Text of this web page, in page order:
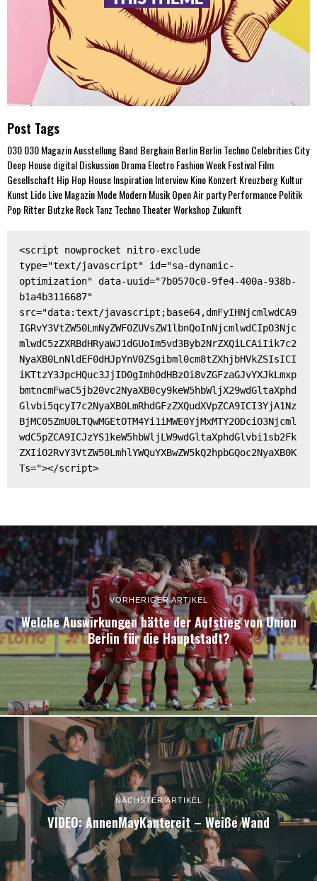
Post Tags
030030 MagazinAusstellungBand BerghainBerlinBerlin TechnoCelebritiesCity
Deep HousedigitalDiskussionDramaElectroFashion WeekFestivalFilm
Gesellschaft Hip Hop HouseInspirationInterviewKinoKonzert KreuzbergKultur
Kunst LidoLiveMagazinModeModernMusikOpen AirpartyPerformancePolitik
Pop Ritter ButzkeRockTanz TechnoTheaterWorkshop Zukunft
<script nowprocket nitro-exclude
type="text/javascript" id="sa-dynamic-
optimization" data-uuid="7b0570c0-9fe4-400a-938b-
b1a4b3116687"
src="data:text/javascript;base64,dmFyIHNjcmlwdCA9
IGRvY3VtZW50LmNyZWF0ZUVsZW1lbnQoInNjcmlwdCIpO3Njc
mlwdC5zZXRBdHRyaWJ1dGUoIm5vd3Byb2NrZXQiLCAiIik7c2
NyaXB0LnNldEF0dHJpYnV0ZSgibml0cm8tZXhjbHVkZSIsICI
iKTtzY3JpcHQuc3JjID0gImh0dHBzOi8vZGFzaGJvYXJkLmxp
bmtncmFwaC5jb20vc2NyaXB0cy9keW5hbWljX29wdGltaXphd
Glvbi5qcyI7c2NyaXB0LmRhdGFzZXQudXVpZCA9ICI3YjA1Nz
BjMC05ZmU0LTQwMGEtOTM4Yi1iMWE0YjMxMTY2ODciO3Njcml
wdC5pZCA9ICJzYS1keW5hbWljLW9wdGltaXphdGlvbi1sb2Fk
ZXIiO2RvY3VtZW50LmhlYWQuYXBwZW5kQ2hpbGQoc2NyaXB0K
Ts="></script>
VORHERIGER ARTIKEL
Welche Auswirkungen hätte der Aufstieg von Union
Berlin für die Hauptstadt?
NÄCHSTER ARTIKEL
VIDEO: AnnenMayKantereit – Weiße Wand